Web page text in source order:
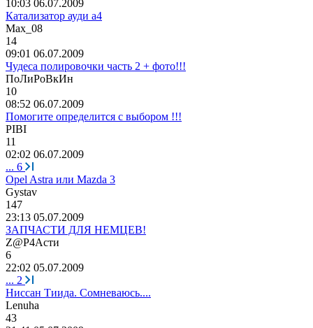
10:03 06.07.2009
Катализатор ауди а4
Max_08
14
09:01 06.07.2009
Чудеса полировочки часть 2 + фото!!!
ПоЛиРоВкИн
10
08:52 06.07.2009
Помогите определится с выбором !!!
PIBI
11
02:02 06.07.2009
... 6
Opel Astra или Mazda 3
Gystav
147
23:13 05.07.2009
ЗАПЧАСТИ ДЛЯ НЕМЦЕВ!
Z@P4Асти
6
22:02 05.07.2009
... 2
Ниссан Тиида. Сомневаюсь....
Lenuha
43